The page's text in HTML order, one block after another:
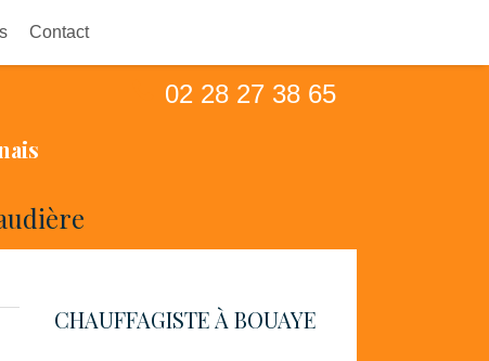
Contact
02 28 27 38 65
CHAUFFAGISTE À BOUAYE